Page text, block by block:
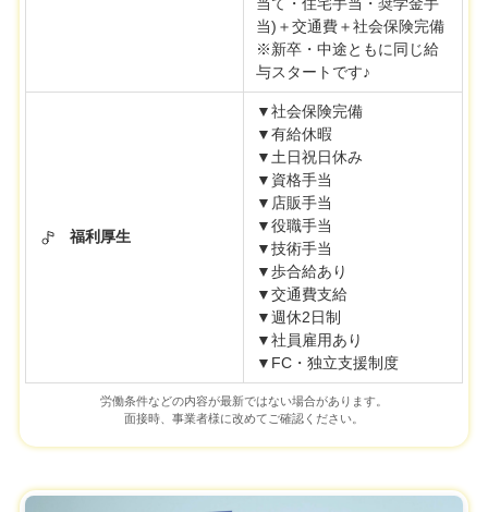
当)＋交通費＋社会保険完備
※新卒・中途ともに同じ給
与スタートです♪
福利厚生
▼社会保険完備
▼有給休暇
▼土日祝日休み
▼資格手当
▼店販手当
▼役職手当
▼技術手当
▼歩合給あり
▼交通費支給
▼週休2日制
▼社員雇用あり
▼FC・独立支援制度
労働条件などの内容が最新ではない場合があります。
面接時、事業者様に改めてご確認ください。